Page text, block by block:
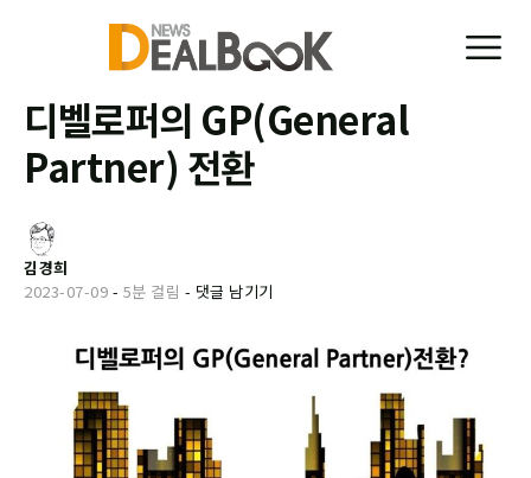
디벨로퍼의 GP(General
Partner) 전환
김경희
2023-07-09 - 5분 걸림 - 댓글 남기기